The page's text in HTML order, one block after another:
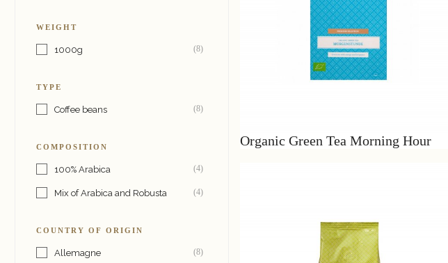
WEIGHT
1000g (8)
TYPE
Coffee beans (8)
COMPOSITION
100% Arabica (4)
Mix of Arabica and Robusta (4)
COUNTRY OF ORIGIN
Allemagne (8)
Organic Green Tea Morning Hour